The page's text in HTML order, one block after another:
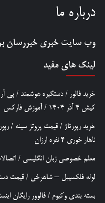
درباره ما
وب سایت خبری خبررسان
لینک های مفید
خرید فالور / دستگیره هوشمند / پی
کیش 4 آذر 1404
/ آموزش فارکس
خرید رپورتاژ / قیمت پروتز سینه /
ناهار خوری 4 نفره ارزان
معلم خصوصی زبان انگلیسی /
لوله فلکسیبل – شاهرخی / قیمت
بسته بندی وکیوم / فالوور رایگان